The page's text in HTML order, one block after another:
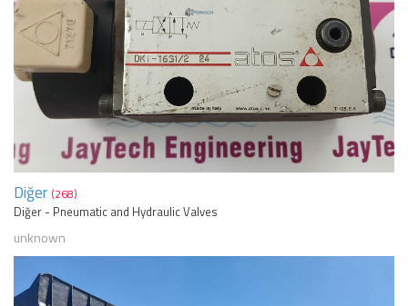
Diğer (268)
Diğer - Pneumatic and Hydraulic Valves
unknown